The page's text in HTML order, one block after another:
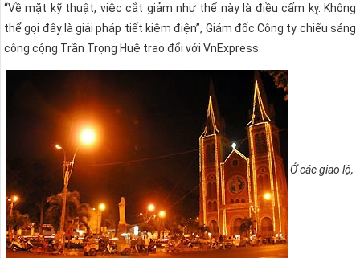
“Về mặt kỹ thuật, việc cắt giảm như thế này là điều cấm kỵ. Không
thể gọi đây là giải pháp tiết kiệm điện”, Giám đốc Công ty chiếu sáng
công cộng Trần Trọng Huệ trao đổi với VnExpress.
Ở các giao lộ,